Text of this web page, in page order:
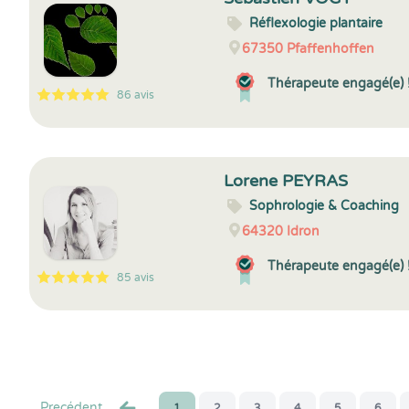
5
1
5
86 86 avis
Réflexologie plantaire
67350 Pfaffenhoffen
Thérapeute engagé(e)
5
1
5
85 85 avis
Lorene PEYRAS
Sophrologie & Coaching
64320 Idron
Thérapeute engagé(e)